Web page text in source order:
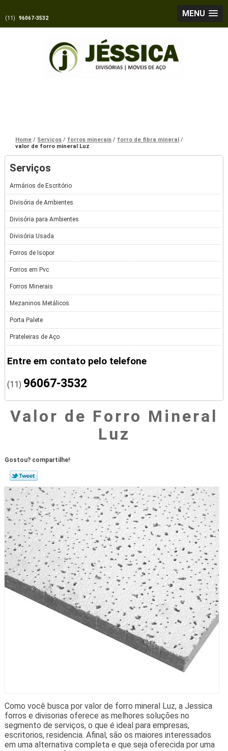
MENU
(11) 96067-3532
Home Serviços forros minerais
forro de fibra mineral
valor de forro mineral Luz
Serviços
Armários de Escritório
Divisória de Ambientes
Divisória para Ambientes
Divisória Usada
Forros de Isopor
Forros em Pvc
Forros Minerais
Mezaninos Metálicos
Porta Palete
Prateleiras de Aço
Entre em contato pelo telefone
(11) 96067-3532
Valor de Forro Mineral
Luz
Gostou? compartilhe!
Como você busca por valor de forro mineral Luz, a Jessica
forros e divisorias oferece as melhores soluções no
segmento de serviços, o que é ideal para empresas,
escritorios, residencia. Afinal, são os maiores interessados
em uma alternativa completa e que seja oferecida por uma